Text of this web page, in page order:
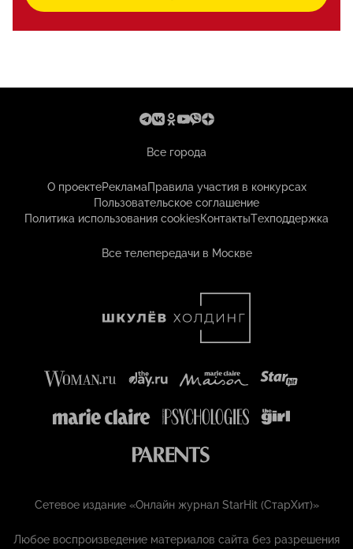
Все города
О проектеРекламаПравила участия в конкурсах
Пользовательское соглашение
Политика использования cookiesКонтактыТехподдержка
Все телепередачи в Москве
Сетевое издание «Онлайн журнал StarHit (СтарХит)»
Любое воспроизведение материалов сайта без разрешения